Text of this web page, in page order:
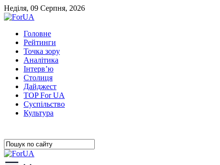
Неділя, 09 Серпня, 2026
Головне
Рейтинги
Точка зору
Аналітика
Інтерв’ю
Столиця
Дайджест
TOP For UA
Суспiльство
Культура